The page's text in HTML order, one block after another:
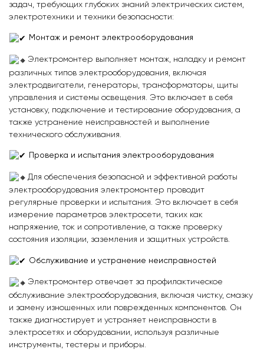
задач, требующих глубоких знаний электрических систем,
электротехники и техники безопасности:
Монтаж и ремонт электрооборудования
Электромонтер выполняет монтаж, наладку и ремонт
различных типов электрооборудования, включая
электродвигатели, генераторы, трансформаторы, щиты
управления и системы освещения. Это включает в себя
установку, подключение и тестирование оборудования, а
также устранение неисправностей и выполнение
технического обслуживания.
Проверка и испытания электрооборудования
Для обеспечения безопасной и эффективной работы
электрооборудования электромонтер проводит
регулярные проверки и испытания. Это включает в себя
измерение параметров электросети, таких как
напряжение, ток и сопротивление, а также проверку
состояния изоляции, заземления и защитных устройств.
Обслуживание и устранение неисправностей
Электромонтер отвечает за профилактическое
обслуживание электрооборудования, включая чистку, смазку
и замену изношенных или поврежденных компонентов. Он
также диагностирует и устраняет неисправности в
электросетях и оборудовании, используя различные
инструменты, тестеры и приборы.